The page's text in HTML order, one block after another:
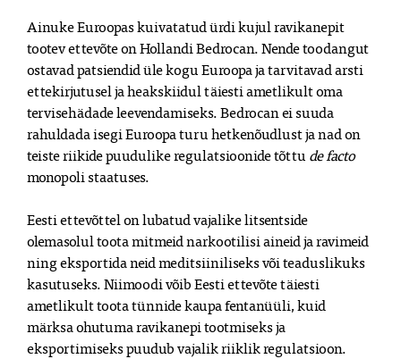
Ainuke Euroopas kuivatatud ürdi kujul ravikanepit
tootev ettevõte on Hollandi Bedrocan. Nende toodangut
ostavad patsiendid üle kogu Euroopa ja tarvitavad arsti
ettekirjutusel ja heakskiidul täiesti ametlikult oma
tervisehädade leevendamiseks. Bedrocan ei suuda
rahuldada isegi Euroopa turu hetkenõudlust ja nad on
teiste riikide puudulike regulatsioonide tõttu de facto
monopoli staatuses.
Eesti ettevõttel on lubatud vajalike litsentside
olemasolul toota mitmeid narkootilisi aineid ja ravimeid
ning eksportida neid meditsiiniliseks või teaduslikuks
kasutuseks. Niimoodi võib Eesti ettevõte täiesti
ametlikult toota tünnide kaupa fentanüüli, kuid
märksa ohutuma ravikanepi tootmiseks ja
eksportimiseks puudub vajalik riiklik regulatsioon.